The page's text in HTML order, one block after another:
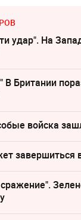
удар". На
В Британии
войска
завершиться